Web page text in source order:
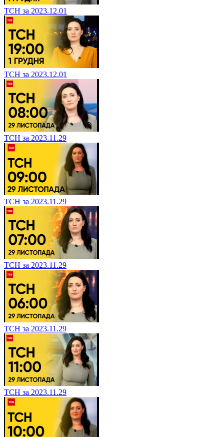
ТСН за 2023.12.01
ТСН за 2023.12.01
ТСН за 2023.11.29
ТСН за 2023.11.29
ТСН за 2023.11.29
ТСН за 2023.11.29
ТСН за 2023.11.29